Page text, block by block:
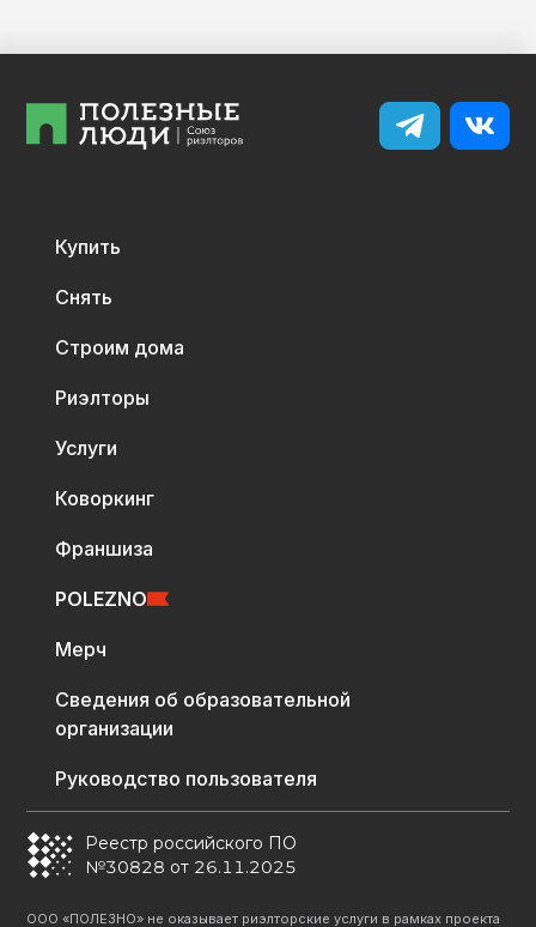
Купить
Снять
Строим дома
Риэлторы
Услуги
Коворкинг
Франшиза
POLEZNO
Мерч
Сведения об образовательной
организации
Руководство пользователя
Реестр российского ПО
№30828 от 26.11.2025
ООО «ПОЛЕЗНО» не оказывает риэлторские услуги в рамках проекта